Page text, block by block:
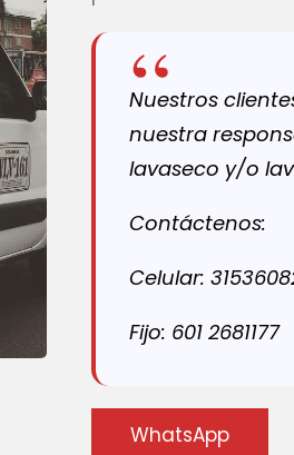
Nuestros
nuestra
lavaseco y/o
Contáctenos:
Celular:
Fijo: 601 2681177
WhatsApp